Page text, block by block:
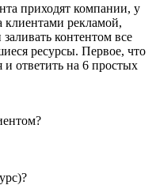
приходят компании, у
клиентами рекламой,
контентом все
ресурсы. Первое, что
ответить на 6 простых